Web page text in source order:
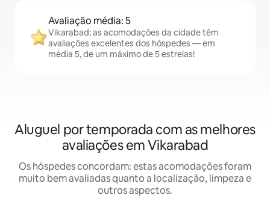
Avaliação média: 5
Vikarabad: as acomodações da cidade têm
avaliações excelentes dos hóspedes — em
média 5, de um máximo de 5 estrelas!
Aluguel por temporada com as melhores
avaliações em Vikarabad
Os hóspedes concordam: estas acomodações foram
muito bem avaliadas quanto a localização, limpeza e
outros aspectos.